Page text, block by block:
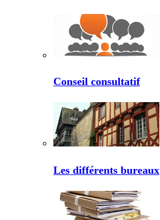
Conseil consultatif
Les différents bureaux